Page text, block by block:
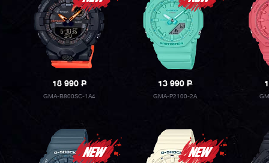
18 990P
GMA-B800SC-1A4
13 990P
GMA-P2100-2A